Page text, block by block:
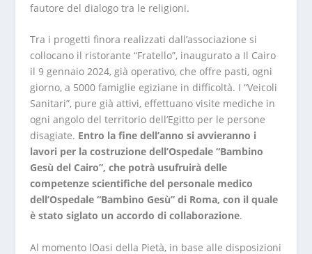
fautore del dialogo tra le religioni.
Tra i progetti finora realizzati dall’associazione si
collocano il ristorante “Fratello”, inaugurato a Il Cairo
il 9 gennaio 2024, già operativo, che offre pasti, ogni
giorno, a 5000 famiglie egiziane in difficoltà. I “Veicoli
Sanitari”, pure già attivi, effettuano visite mediche in
ogni angolo del territorio dell’Egitto per le persone
disagiate. Entro la fine dell’anno si avvieranno i
lavori per la costruzione dell’Ospedale “Bambino
Gesù del Cairo”, che potrà usufruirà delle
competenze scientifiche del personale medico
dell’Ospedale “Bambino Gesù” di Roma, con il quale
è stato siglato un accordo di collaborazione.
Al momento lOasi della Pietà, in base alle disposizioni